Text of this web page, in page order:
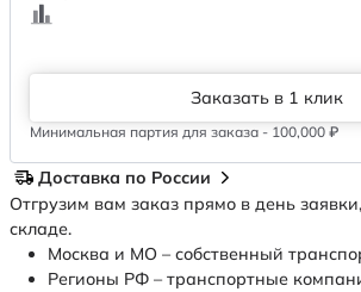
Заказать в 1 клик
Минимальная партия для заказа - 100,000 ₽
Доставка по России
Отгрузим вам заказ прямо в день
складе.
Москва и МО – собственный
Регионы РФ – транспортные